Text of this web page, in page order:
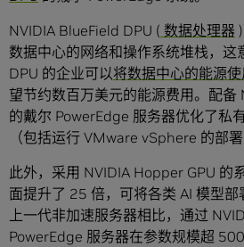
NVIDIA BlueField DPU ( 数据处理器
数据中心的网络和操作系统堆栈，这
DPU 的企业可以将数据中心的能源
望节约数百万美元的能源费用。配备
的戴尔 PowerEdge 服务器优化了私
（包括运行 VMware vSphere 的部
此外，采用 NVIDIA Hopper GPU 的
面提升了 25 倍，可将各类 AI 模型
上一代非加速服务器相比，通过
PowerEdge 服务器在参数规模超